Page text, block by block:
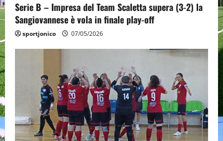
Serie B – Impresa del Team Scaletta supera (3-2) la
Sangiovannese è vola in finale play-off
sportjonico 07/05/2026